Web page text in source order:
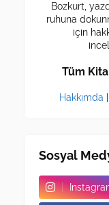
Bozkurt,
ruhuna
için
Tüm
Hakkımda
Sosyal